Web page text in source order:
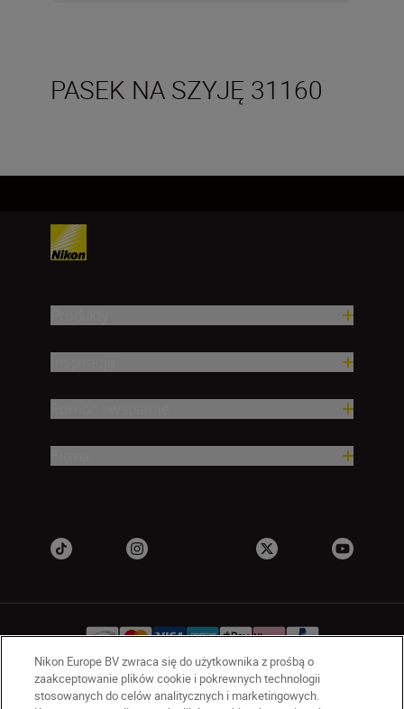
PASEK NA SZYJĘ 31160
PL Nikon Sites
Nikon Europe BV zwraca się do użytkownika z prośbą o
zaakceptowanie plików cookie i pokrewnych technologii
stosowanych do celów analitycznych i marketingowych.